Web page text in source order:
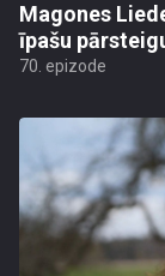
Magones
īpašu
70. epizode